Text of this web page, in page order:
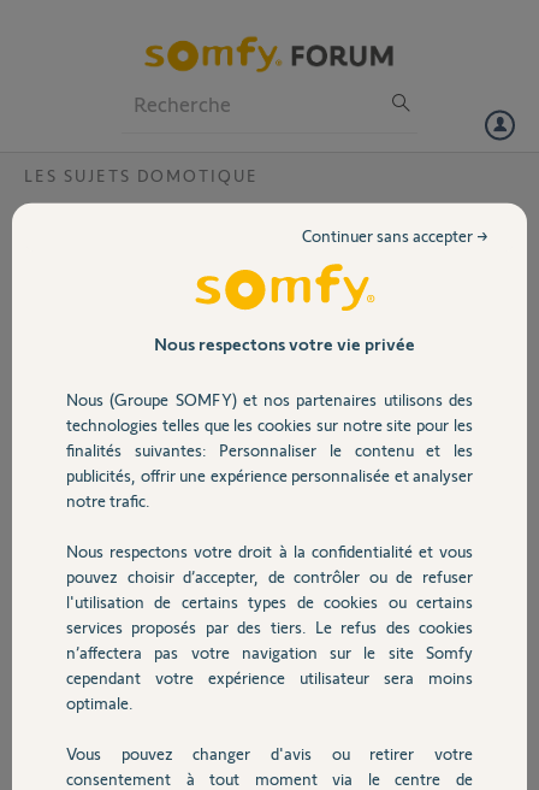
Volet
Sécurité
Domotique
Chauffage
Autres produits
Devis avec un pro
LES SUJETS DOMOTIQUE
Alexa ne reconnait pas mes équipements
J'ai tout essayé mais impossible de faire voir mes équipements
(volets et portail) de mon app tahoma dans Alexa.
Code pin tahoma switch: 2003-5585-8241
Merci,
mikael T.
Réponses
Bonjour Mikael
Ci joint la fiche explicative
https://www.somfypro.fr/documents/273343/0/Fiche-Partenai...
Nous respectons votre vie privée
Nous (Groupe SOMFY) et nos partenaires utilisons des
technologies telles que les cookies sur notre site pour les
finalités suivantes: Personnaliser le contenu et les
publicités, offrir une expérience personnalisée et analyser
notre trafic.
Nous respectons votre droit à la confidentialité et vous
pouvez choisir d’accepter, de contrôler ou de refuser
l'utilisation de certains types de cookies ou certains
services proposés par des tiers. Le refus des cookies
n’affectera pas votre navigation sur le site Somfy
cependant votre expérience utilisateur sera moins
optimale.
Vous pouvez changer d'avis ou retirer votre
consentement à tout moment via le centre de
Continuer sans accepter →